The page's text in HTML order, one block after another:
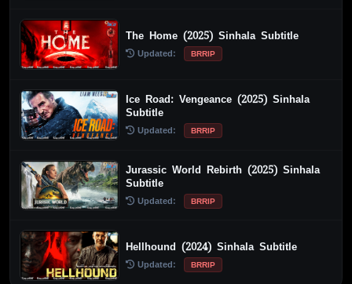
The Home (2025) Sinhala Subtitle
Updated: BRRIP
Ice Road: Vengeance (2025) Sinhala
Subtitle
Updated: BRRIP
Jurassic World Rebirth (2025) Sinhala
Subtitle
Updated: BRRIP
Hellhound (2024) Sinhala Subtitle
Updated: BRRIP